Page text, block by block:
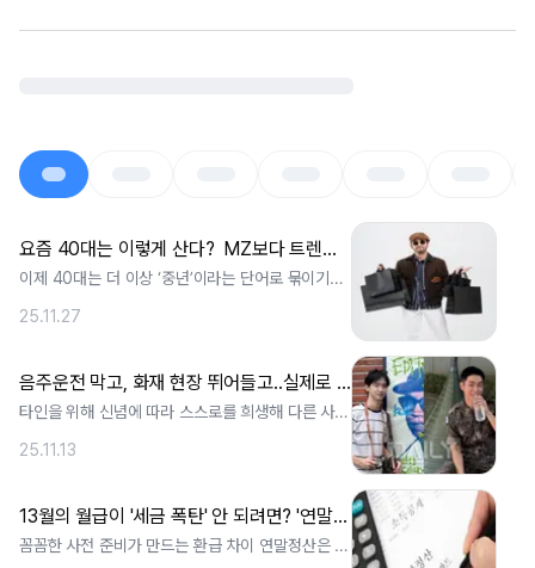
요즘 40대는 이렇게 산다?  MZ보다 트렌디한 ‘영포티’ 분석
이제 40대는 더 이상 ‘중년’이라는 단어로 묶이기를
25.11.27
음주운전 막고, 화재 현장 뛰어들고..실제로 사람 구한 연예인 10
타인을 위해 신념에 따라 스스로를 희생해 다른 사람
25.11.13
13월의 월급이 '세금 폭탄' 안 되려면? '연말정산' 핵심 꿀팁 A to Z
꼼꼼한 사전 준비가 만드는 환급 차이 연말정산은 매